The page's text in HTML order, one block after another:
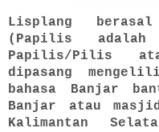
Lisplang
(Papilis
Papilis/Pilis
dipasang
bahasa Banjar
Banjar atau
Kalimantan